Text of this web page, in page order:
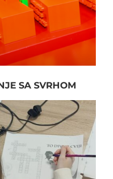
SA SVRHOM